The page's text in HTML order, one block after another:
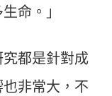
命。」
都是針對成
非常大，不